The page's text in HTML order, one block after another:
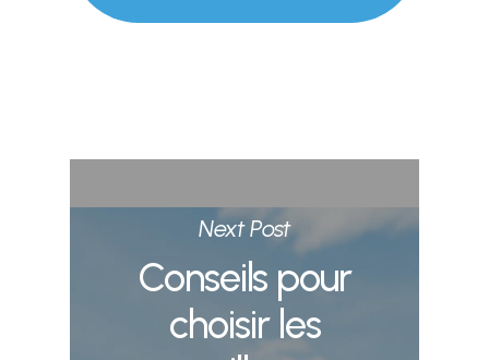
Next Post
Conseils pour
choisir les